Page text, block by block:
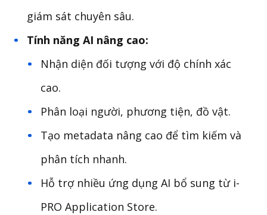
giám sát chuyên sâu.
Tính năng AI nâng cao:
Nhận diện đối tượng với độ chính xác
cao.
Phân loại người, phương tiện, đồ vật.
Tạo metadata nâng cao để tìm kiếm và
phân tích nhanh.
Hỗ trợ nhiều ứng dụng AI bổ sung từ i-
PRO Application Store.